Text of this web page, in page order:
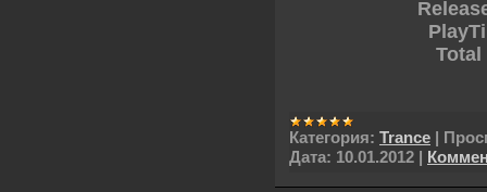
Total
Категория: Trance |
Дата: 10.01.2012 |